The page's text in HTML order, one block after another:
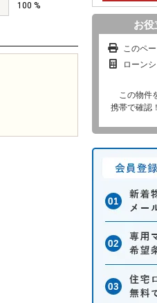
100 %
お
このペ
ローン
この物件
携帯で確認！